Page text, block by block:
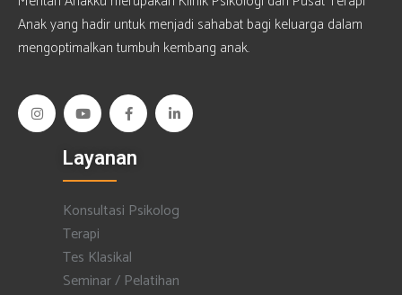
Anak yang hadir untuk menjadi sahabat bagi keluarga dalam
mengoptimalkan tumbuh kembang anak.
Layanan
Konsultasi Psikolog
Terapi
Tes Klasikal
Seminar / Pelatihan